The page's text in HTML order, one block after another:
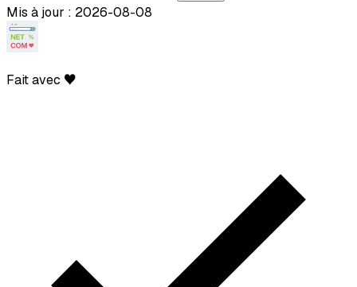
Mis à jour : 2026-08-08
Fait avec ♥